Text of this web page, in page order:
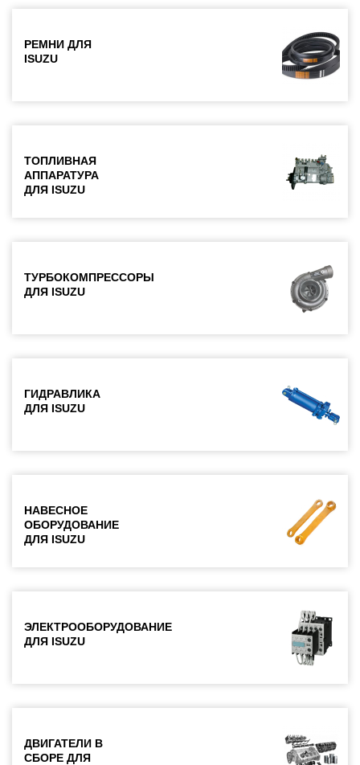
РЕМНИ ДЛЯ
ISUZU
ТОПЛИВНАЯ
АППАРАТУРА
ДЛЯ ISUZU
ТУРБОКОМПРЕССОРЫ
ДЛЯ ISUZU
ГИДРАВЛИКА
ДЛЯ ISUZU
НАВЕСНОЕ
ОБОРУДОВАНИЕ
ДЛЯ ISUZU
ЭЛЕКТРООБОРУДОВАНИЕ
ДЛЯ ISUZU
ДВИГАТЕЛИ В
СБОРЕ ДЛЯ